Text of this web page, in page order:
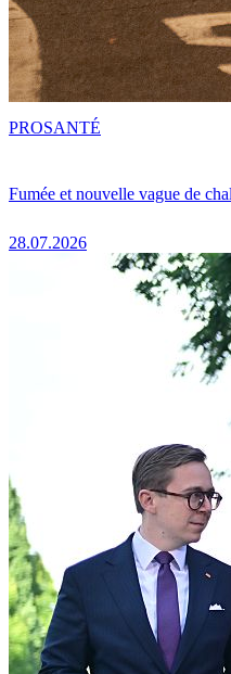
Fumée et nouvelle vague de
28.07.2026
PROSANTÉ